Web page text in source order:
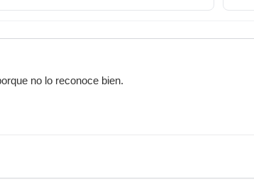
no lo reconoce bien.